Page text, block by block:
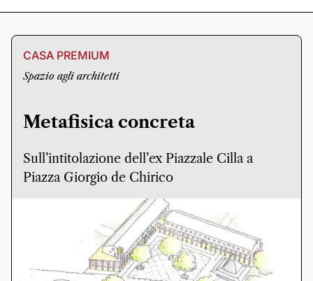
CASA PREMIUM
Spazio agli architetti
Metafisica concreta
Sull’intitolazione dell’ex Piazzale Cilla a
Piazza Giorgio de Chirico